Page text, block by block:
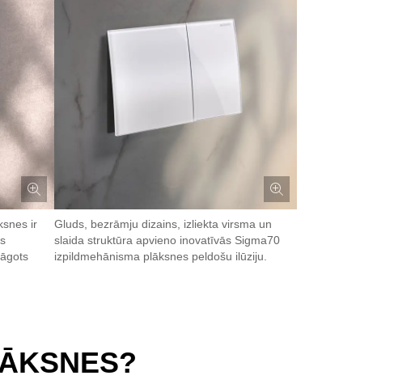
ir
Gluds, bezrāmju dizains, izliekta virsma un
slaida struktūra apvieno inovatīvās Sigma70
izpildmehānisma plāksnes peldošu ilūziju.